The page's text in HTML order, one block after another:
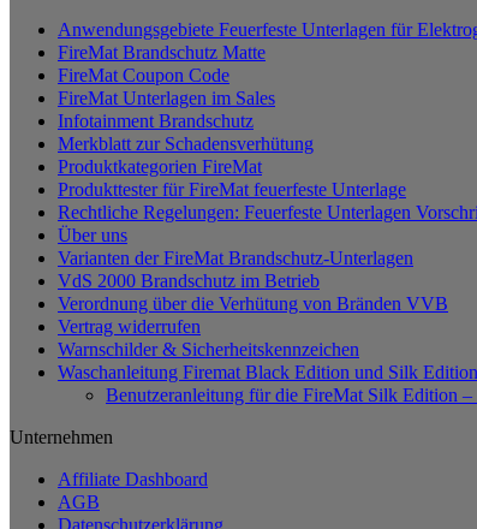
weist
mehrere
Varianten
Optionen
können
Produktseite
gewählt
werden
Anwendungsgebiete Feuerfeste Unterlagen für
FireMat Brandschutz Matte
FireMat Coupon Code
FireMat Unterlagen im Sales
Infotainment Brandschutz
Merkblatt zur Schadensverhütung
Produktkategorien FireMat
Produkttester für FireMat feuerfeste Unterlage
Rechtliche Regelungen: Feuerfeste Unterlagen
Über uns
Varianten der FireMat Brandschutz-Unterlagen
VdS 2000 Brandschutz im Betrieb
Verordnung über die Verhütung von Bränden VVB
Vertrag widerrufen
Warnschilder & Sicherheitskennzeichen
Waschanleitung Firemat Black Edition und Silk Edition
Benutzeranleitung für die FireMat Silk Edition
Unternehmen
Affiliate Dashboard
AGB